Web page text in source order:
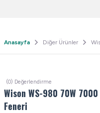
Anasayfa Diğer Ürünler
(0) Değerlendirme
Wison WS-980 70W
Feneri